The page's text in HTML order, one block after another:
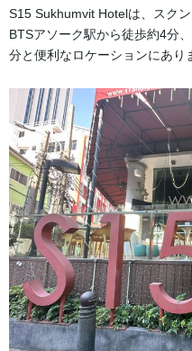
S15 Sukhumvit Hotelは、スク
BTSアソーク駅から徒歩約4分
分と便利なロケーションにあり